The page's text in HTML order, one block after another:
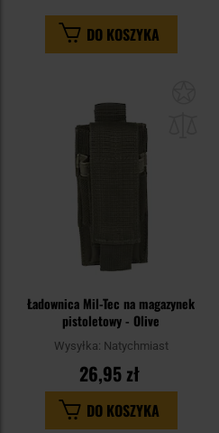
DO KOSZYKA
Ładownica Mil-Tec na magazynek
pistoletowy - Olive
Wysyłka: Natychmiast
26,95 zł
DO KOSZYKA